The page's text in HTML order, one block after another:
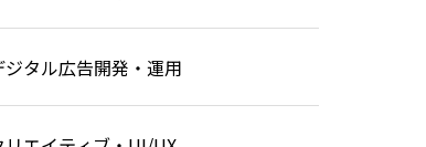
支
WEB開発・保守管
マンティック検索とは？仕
後のSEO・AI対策を徹底解
検索エンジン
ジタル広告開発・運用